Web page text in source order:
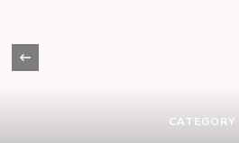
CATEGORY